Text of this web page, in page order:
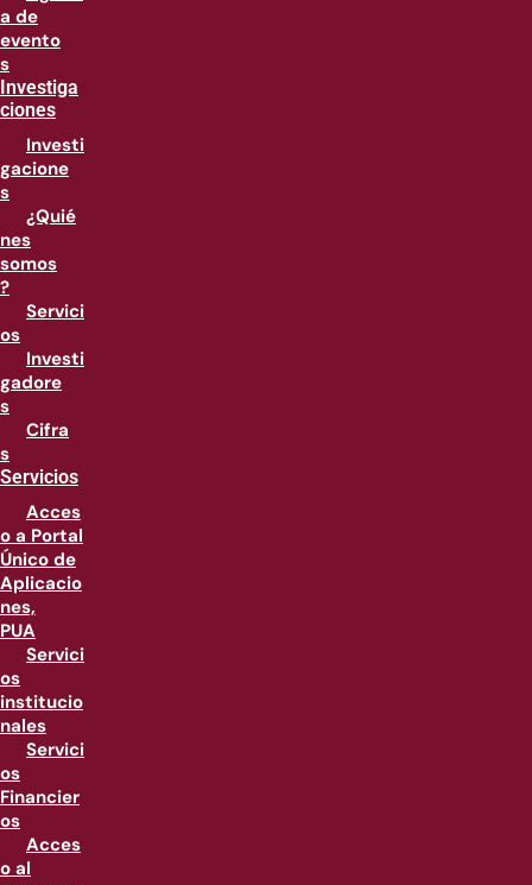
a de
evento
s
Investiga
ciones
Investi
gacione
s
¿Quié
nes
somos
?
Servici
os
Investi
gadore
s
Cifra
s
Servicios
Acces
o a Portal
Único de
Aplicacio
nes,
PUA
Servici
os
institucio
nales
Servici
os
Financier
os
Acces
o al